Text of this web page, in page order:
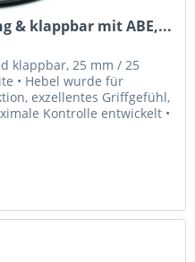
& klappbar mit ABE,...
klappbar, 25 mm / 25
• Hebel wurde für
exzellentes Griffgefühl,
Kontrolle entwickelt •